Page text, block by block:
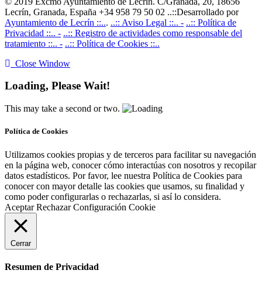
Lecrín, Granada, España +34 958 79 50 02 ..::Desarrollado por
Ayuntamiento de Lecrín ::... ..:: Aviso Legal ::.. - ..:: Política de
Privacidad ::.. - ..:: Registro de actividades como responsable del
tratamiento ::.. - ..:: Política de Cookies ::..
Close Window
Loading, Please Wait!
This may take a second or two.
Política de Cookies
Utilizamos cookies propias y de terceros para facilitar su navegación
en la página web, conocer cómo interactúas con nosotros y recopilar
datos estadísticos. Por favor, lee nuestra Política de Cookies para
conocer con mayor detalle las cookies que usamos, su finalidad y
como poder configurarlas o rechazarlas, si así lo considera.
Aceptar Rechazar Configuración Cookie
Cerrar
Resumen de Privacidad